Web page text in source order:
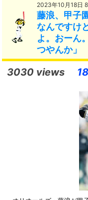
2023年10月18日
藤浪、甲子
なんですけ
よ。おーん
つやんか」
3030 views 18